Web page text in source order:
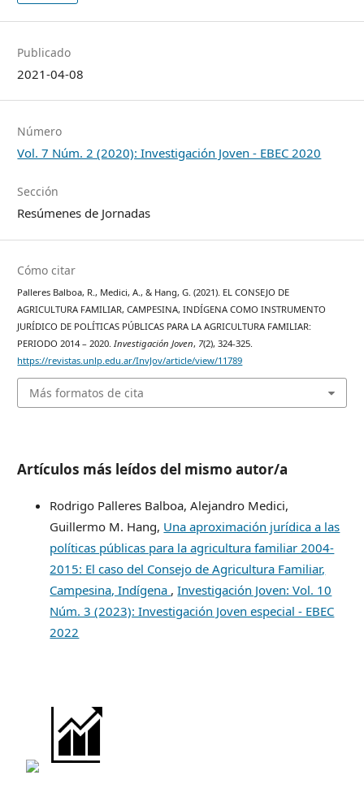
Publicado
2021-04-08
Número
Vol. 7 Núm. 2 (2020): Investigación Joven - EBEC 2020
Sección
Resúmenes de Jornadas
Cómo citar
Palleres Balboa, R., Medici, A., & Hang, G. (2021). EL CONSEJO DE
AGRICULTURA FAMILIAR, CAMPESINA, INDÍGENA COMO INSTRUMENTO
JURÍDICO DE POLÍTICAS PÚBLICAS PARA LA AGRICULTURA FAMILIAR:
PERIODO 2014 – 2020.Investigación Joven, 7(2), 324-325.
https://revistas.unlp.edu.ar/InvJov/article/view/11789
Más formatos de cita
Artículos más leídos del mismo autor/a
Rodrigo Palleres Balboa, Alejandro Medici,
Guillermo M. Hang, Una aproximación jurídica a las
políticas públicas para la agricultura familiar 2004-
2015: El caso del Consejo de Agricultura Familiar,
Campesina, Indígena ,Investigación Joven: Vol. 10
Núm. 3 (2023): Investigación Joven especial - EBEC
2022